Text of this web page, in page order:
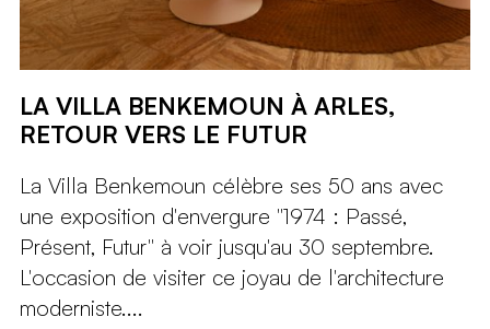
LA VILLA BENKEMOUN À ARLES,
RETOUR VERS LE FUTUR
La Villa Benkemoun célèbre ses 50 ans avec
une exposition d'envergure "1974 : Passé,
Présent, Futur" à voir jusqu'au 30 septembre.
L'occasion de visiter ce joyau de l'architecture
moderniste....